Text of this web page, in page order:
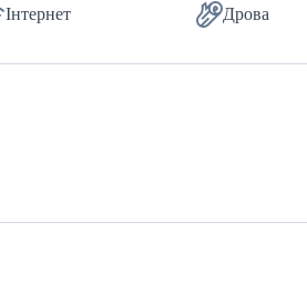
Інтернет Дрова